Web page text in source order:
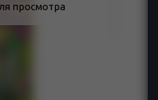
просмотра